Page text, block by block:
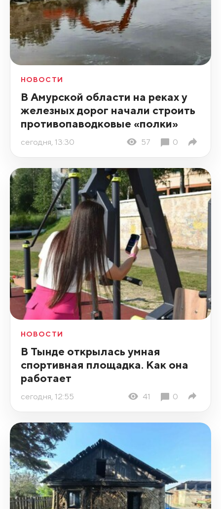
НОВОСТИ
В Амурской области на реках у
железных дорог начали строить
противопаводковые «полки»
сегодня, 13:30 57 0
НОВОСТИ
В Тынде открылась умная
спортивная площадка. Как она
работает
сегодня, 12:55 41 0